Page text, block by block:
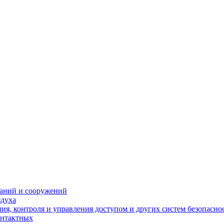
и сооружений
контроля и управления доступом и других систем